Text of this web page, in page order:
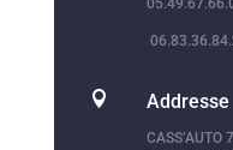
 Addresse
CASS’AUTO